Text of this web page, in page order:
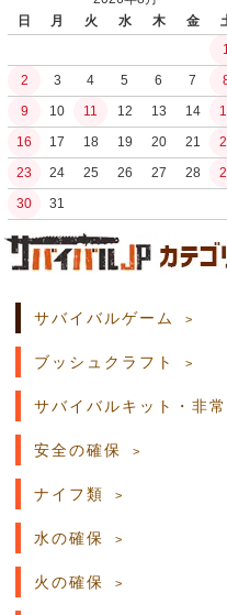
日
月 火 水 木 金
2
3 4 5 6 7
9
10 11 12 13 14
16
17 18 19 20 21
23
24 25 26 27 28
30
31
土日祝日の商品発送はございま
サバイバルゲーム
ブッシュクラフト
サバイバルキット・非
安全の確保
ナイフ類
水の確保
火の確保